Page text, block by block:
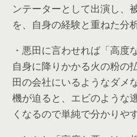
ンテーターとして出演し、
を、自身の経験と重ねた分
・悪田に言わせれば「高度
自身に降りかかる火の粉の
田の会社にいるようなダメ
機が迫ると、エビのような
くなるので単純で分かりやす